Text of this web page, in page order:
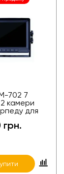
702 7
камери
для